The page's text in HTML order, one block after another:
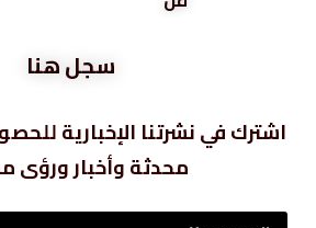
سجل هنا
اشترك في نشرتنا الإخبارية
محدثة وأخبار ورؤى